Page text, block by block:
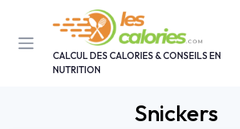
CALCUL DES CALORIES & CONSEILS EN
NUTRITION
Snickers
Panneau de gestion des cookies